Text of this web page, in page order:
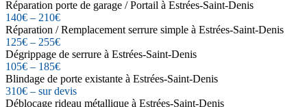
Réparation porte de garage / Portail à Estrées-Saint-Denis
140€ – 210€
Réparation / Remplacement serrure simple à Estrées-Saint-Denis
125€ – 255€
Dégrippage de serrure à Estrées-Saint-Denis
105€ – 185€
Blindage de porte existante à Estrées-Saint-Denis
310€ – sur devis
Déblocage rideau métallique à Estrées-Saint-Denis